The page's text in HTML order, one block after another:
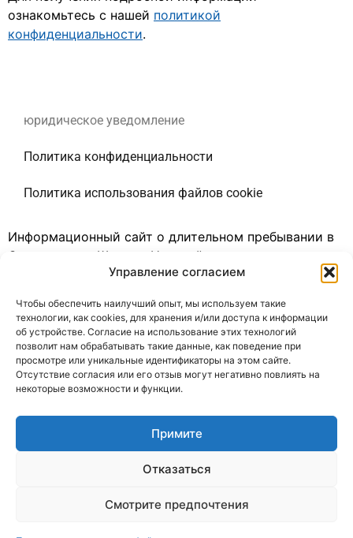
Управление согласием
Чтобы обеспечить наилучший опыт, мы используем такие
технологии, как cookies, для хранения и/или доступа к информации
об устройстве. Согласие на использование этих технологий
позволит нам обрабатывать такие данные, как поведение при
просмотре или уникальные идентификаторы на этом сайте.
Отсутствие согласия или его отзыв могут негативно повлиять на
некоторые возможности и функции.
Примите
Отказаться
Смотрите предпочтения
ознакомьтесь с нашей политикой
конфиденциальности.
юридическое уведомление
Политика конфиденциальности
Политика использования файлов cookie
Информационный сайт о длительном пребывании в
Соединенных Штатах. Наш сайт доступен на
нескольких языках. Мы являемся информационным
администрации. Единственная цель нашего сайта —
предоставить информацию для путешественников в
Соединенные Штаты. Мы не предлагаем никаких
платных услуг и не собираем никаких личных
данных посетителей сайта.
Наш сайт содержит исходящие гипертекстовые
ссылки на другие сайты. Мы не имеем никакой
связи с этими сайтами. Мы не несем
ответственности за их политику
Для получения более подробной информации вы